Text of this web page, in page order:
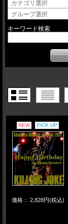
キーワード検索
NEW PICK UP
価格： 2,828円(税込)